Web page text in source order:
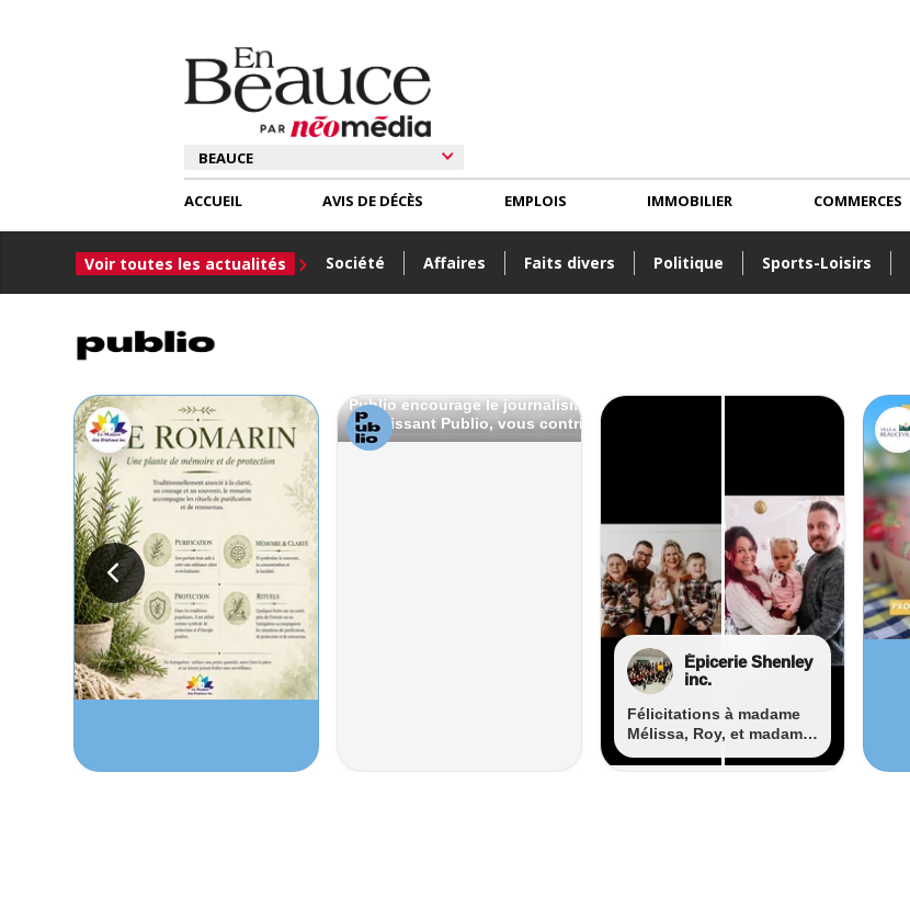
ACCUEIL
Voir toutes les actualités Société Affaires Faits divers Politique Sports-Loisirs
AVIS DE DÉCÈS EMPLOIS IMMOBILIER COMMERCES